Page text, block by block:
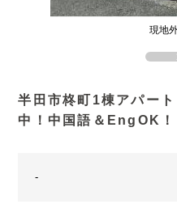
現地
半田市柊町1棟アパー
中！中国語＆EngOK
-